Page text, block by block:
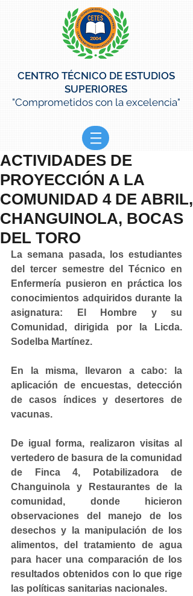
CENTRO TÉCNICO DE ESTUDIOS
SUPERIORES
"Comprometidos con la excelencia"
ACTIVIDADES DE
PROYECCIÓN A LA
COMUNIDAD 4 DE ABRIL,
CHANGUINOLA, BOCAS
DEL TORO
La semana pasada, los estudiantes
del tercer semestre del Técnico en
Enfermería pusieron en práctica los
conocimientos adquiridos durante la
asignatura: El Hombre y su
Comunidad, dirigida por la Licda.
Sodelba Martínez.
En la misma, llevaron a cabo: la
aplicación de encuestas, detección
de casos índices y desertores de
vacunas.
De igual forma, realizaron visitas al
vertedero de basura de la comunidad
de Finca 4, Potabilizadora de
Changuinola y Restaurantes de la
comunidad, donde hicieron
observaciones del manejo de los
desechos y la manipulación de los
alimentos, del tratamiento de agua
para hacer una comparación de los
resultados obtenidos con lo que rige
las políticas sanitarias nacionales.